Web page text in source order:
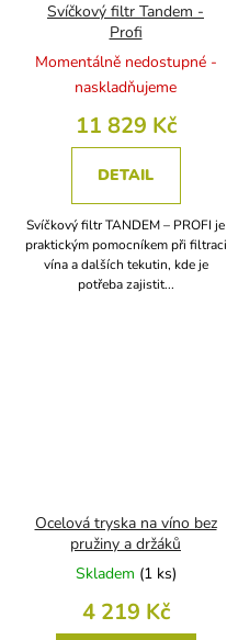
Svíčkový filtr Tandem -
Profi
Momentálně nedostupné -
naskladňujeme
11 829 Kč
DETAIL
Svíčkový filtr TANDEM – PROFI je
praktickým pomocníkem při filtraci
vína a dalších tekutin, kde je
potřeba zajistit...
Ocelová tryska na víno bez
pružiny a držáků
Skladem (1 ks)
4 219 Kč